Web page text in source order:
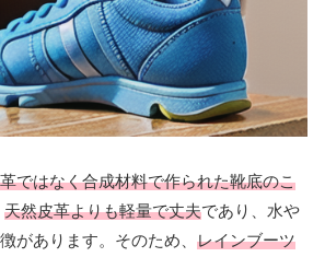
ではなく合成材料で作られた靴底のこ
天然皮革よりも軽量で丈夫であり、水や
があります。そのため、 レインブーツ